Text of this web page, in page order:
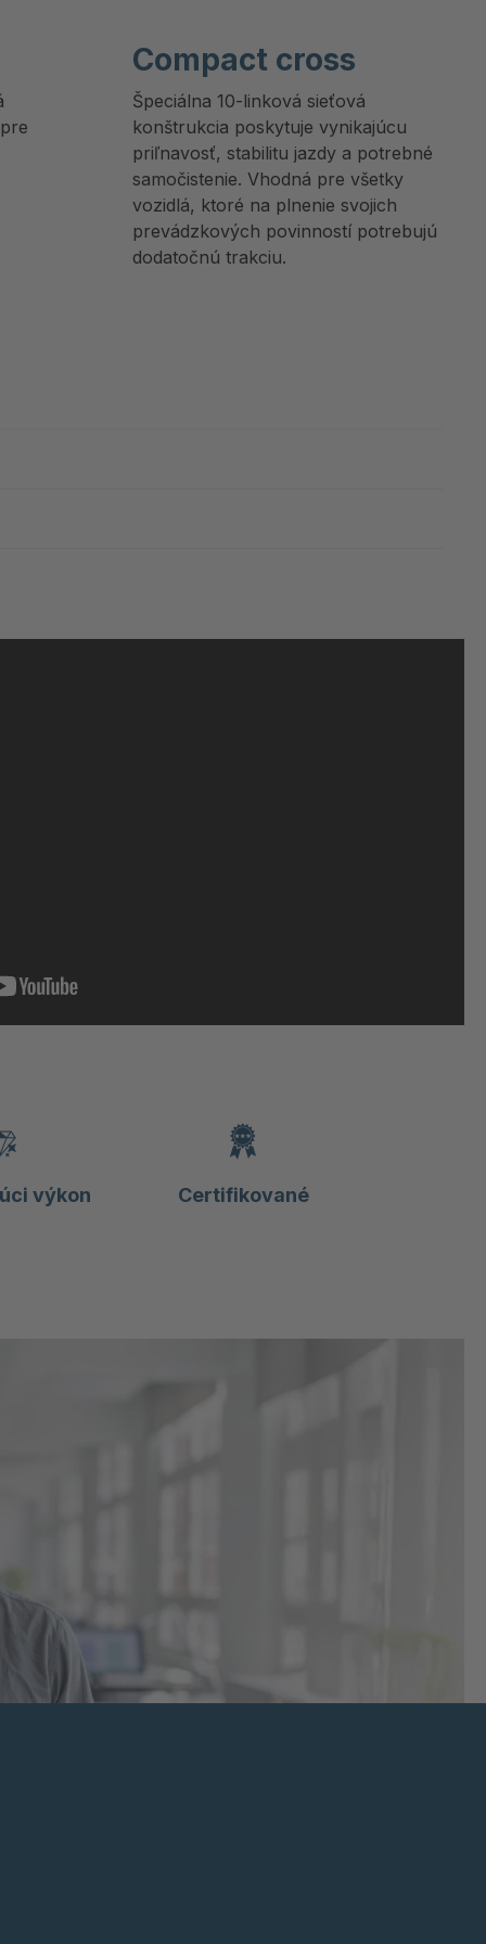
Compact cross
Špeciálna 10-linková sieťová
konštrukcia poskytuje vynikajúcu
priľnavosť, stabilitu jazdy a potrebné
samočistenie. Vhodná pre všetky
vozidlá, ktoré na plnenie svojich
prevádzkových povinností potrebujú
dodatočnú trakciu.
výkon Certifikované